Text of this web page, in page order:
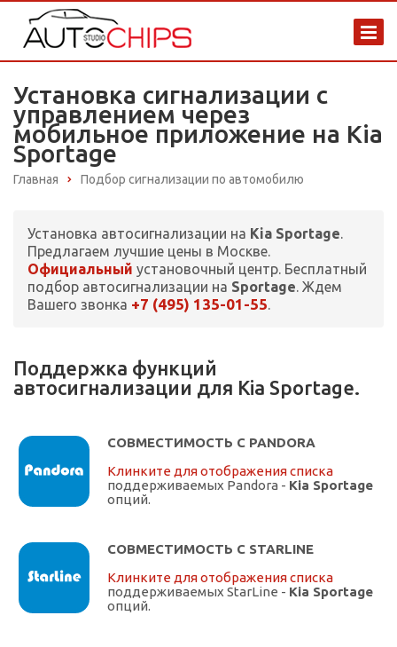
Установка сигнализации с
управлением через
мобильное приложение на Kia
Sportage
Главная Подбор сигнализации по автомобилю
Установка автосигнализации на Kia Sportage.
Предлагаем лучшие цены в Москве.
Официальный установочный центр. Бесплатный
подбор автосигнализации на Sportage. Ждем
Вашего звонка +7 (495) 135-01-55.
Поддержка функций
автосигнализации для Kia Sportage.
СОВМЕСТИМОСТЬ С PANDORA
Клинките для отображения списка
поддерживаемых Pandora - Kia Sportage
опций.
СОВМЕСТИМОСТЬ С STARLINE
Клинките для отображения списка
поддерживаемых StarLine - Kia Sportage
опций.